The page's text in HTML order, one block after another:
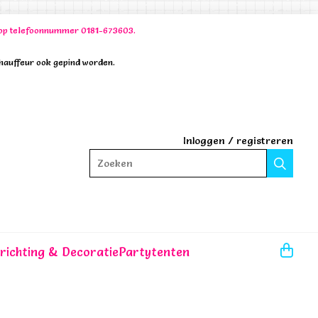
telefoonnummer 0181-673603.
ook gepind worden.
Inloggen / registreren
Zoeken
& DecoratiePartytenten